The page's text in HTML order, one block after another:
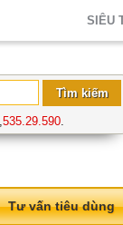
SIÊU
,535.29.590.
Tư vấn tiêu dùng